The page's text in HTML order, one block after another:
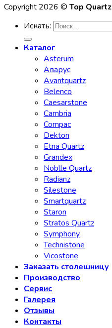
Copyright 2026 © Top Quartz
Искать:
Каталог
Asterum
Аварус
Avantquartz
Belenco
Caesarstone
Cambria
Compac
Dekton
Etna Quartz
Grandex
Noblle Quartz
Radianz
Silestone
Smartquartz
Staron
Stratos Quartz
Symphony
Technistone
Vicostone
Заказать столешницу
Производство
Сервис
Галерея
Отзывы
Контакты